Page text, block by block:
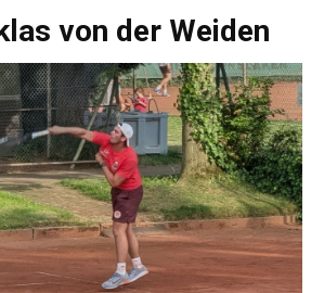
Weiss
Dinslaken
von der Weiden